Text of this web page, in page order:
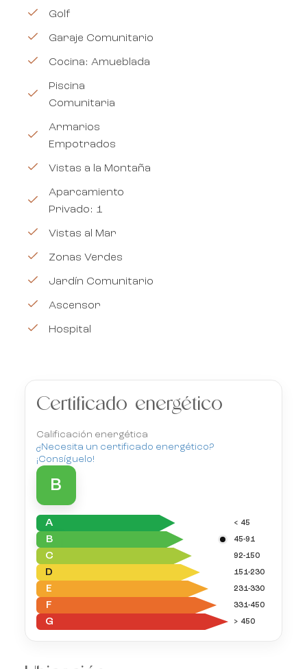
Golf
Garaje Comunitario
Cocina: Amueblada
Piscina
Comunitaria
Armarios
Empotrados
Vistas a la Montaña
Aparcamiento
Privado: 1
Vistas al Mar
Zonas Verdes
Jardín Comunitario
Ascensor
Hospital
Certificado energético
Calificación energética
¿Necesita un certificado energético?
¡Consíguelo!
B
A < 45
B 45-91
C 92-150
D 151-230
E 231-330
F 331-450
G > 450